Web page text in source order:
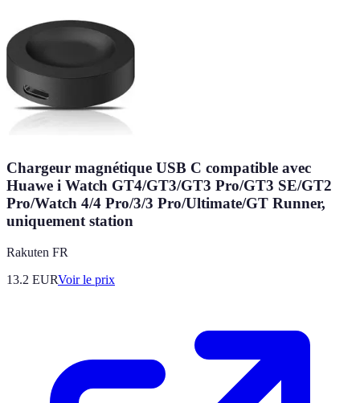
Chargeur magnétique USB C compatible avec
Huawe i Watch GT4/GT3/GT3 Pro/GT3 SE/GT2
Pro/Watch 4/4 Pro/3/3 Pro/Ultimate/GT Runner,
uniquement station
Rakuten FR
13.2 EURVoir le prix